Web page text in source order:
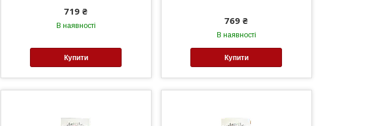
719 ₴
В наявності
Купити
769 ₴
В наявності
Купити